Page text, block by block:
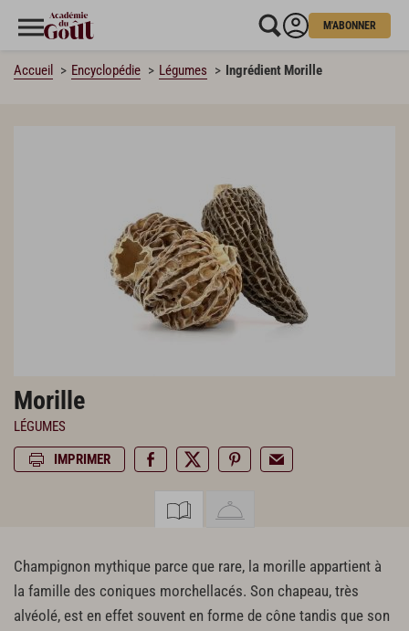
M'ABONNER
Accueil Encyclopédie Légumes Ingrédient Morille
Morille
LÉGUMES
IMPRIMER
Champignon mythique parce que rare, la morille appartient à
la famille des coniques morchellacés. Son chapeau, très
alvéolé, est en effet souvent en forme de cône tandis que son